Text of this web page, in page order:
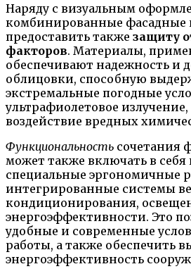
Наряду с визуальным
комбинированные фасадные
предоставить также защиту
факторов. Материалы,
обеспечивают надежность и
облицовки, способную
экстремальные погодные
ультрафиолетовое излучение,
воздействие вредных
Функциональность сочетания
может также включать в
специальные эргономичные
интегрированные системы
кондиционирования,
энергоэффективности. Это
удобные и современные
работы, а также обеспечить
энергоэффективность